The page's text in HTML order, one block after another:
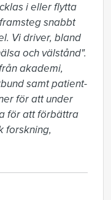
i eller flytta
snabbt
Vi driver, bland
och välstånd".
akademi,
samt patient-
för att under
för att förbättra
forskning,